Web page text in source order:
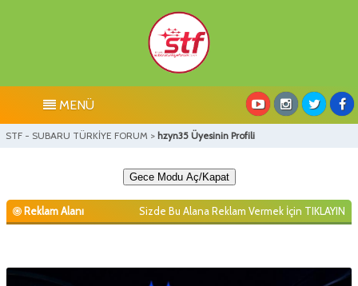
MENÜ
STF - SUBARU TÜRKİYE FORUM > hzyn35 Üyesinin Profili
Gece Modu Aç/Kapat
Reklam Alanı Sizde Bu Alana Reklam Vermek İçin TIKLAYIN